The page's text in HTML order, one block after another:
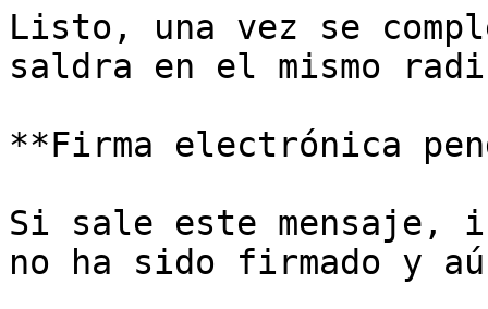
Listo, una vez se
saldra en el mismo
**Firma electrónica
Si sale este mensaje,
no ha sido firmado y